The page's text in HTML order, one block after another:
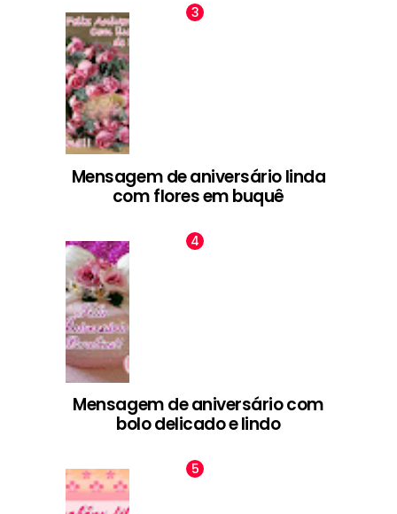
Mensagem de aniversário linda
com flores em buquê
Mensagem de aniversário com
bolo delicado e lindo